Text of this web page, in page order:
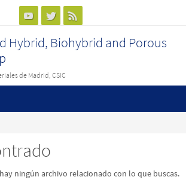
Hybrid, Biohybrid and Porous
de Madrid, CSIC
ningún archivo relacionado con lo que buscas.